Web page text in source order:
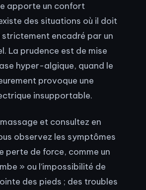
apporte un confort
des situations où il doit
strictement encadré par un
La prudence est de mise
hyper-algique, quand le
provoque une
insupportable.
et consultez en
observez les symptômes
perte de force, comme un
» ou l’impossibilité de
des pieds ; des troubles